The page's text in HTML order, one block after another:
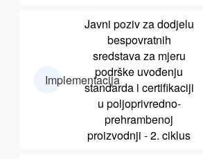
Implementacija
Javni poziv za dodjelu
bespovratnih
sredstava za mjeru
podrške uvođenju
standarda i certifikaciji
u poljoprivredno-
prehrambenoj
proizvodnji - 2. ciklus